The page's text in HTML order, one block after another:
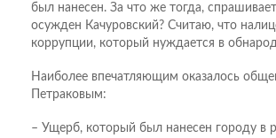
был нанесен. За что же тогда,
осужден Качуровский? Считаю, что
коррупции, который нуждается в
Наиболее впечатляющим оказалось
Петраковым:
– Ущерб, который был нанесен городу в